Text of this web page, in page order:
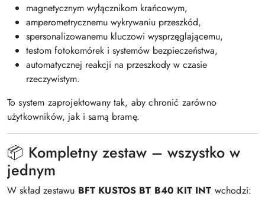
magnetycznym wyłącznikom krańcowym,
amperometrycznemu wykrywaniu przeszkód,
spersonalizowanemu kluczowi wysprzęglającemu,
testom fotokomórek i systemów bezpieczeństwa,
automatycznej reakcji na przeszkody w czasie
rzeczywistym.
To system zaprojektowany tak, aby chronić zarówno
użytkowników, jak i samą bramę.
📦 Kompletny zestaw – wszystko w
jednym
W skład zestawu BFT KUSTOS BT B40 KIT INT wchodzi: